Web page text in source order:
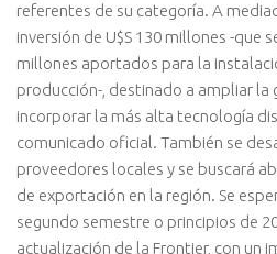
referentes de su categoría. A
inversión de U$S 130 millones -que
millones aportados para la
producción-, destinado a ampliar la
incorporar la más alta tecnología
comunicado oficial. También se
proveedores locales y se buscará
de exportación en la región. Se
segundo semestre o principios de
actualización de la Frontier, con un